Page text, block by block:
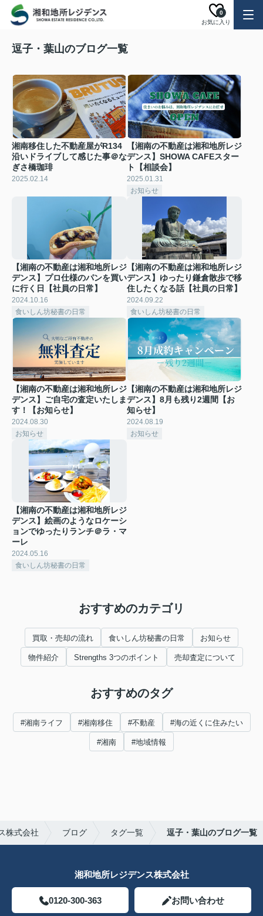
お気に入り
0
逗子・葉山のブログ一覧
湘南移住した不動産屋がR134
沿いドライブして感じた事＠な
ぎさ橋珈琲
2025.02.14
【湘南の不動産は湘和地所レジ
デンス】SHOWA CAFEスター
ト【相談会】
2025.01.31
お知らせ
【湘南の不動産は湘和地所レジ
デンス】プロ仕様のパンを買い
に行く日【社員の日常】
2024.10.16
食いしん坊秘書の日常
【湘南の不動産は湘和地所レジ
デンス】ゆったり鎌倉散歩で移
住したくなる話【社員の日常】
2024.09.22
食いしん坊秘書の日常
【湘南の不動産は湘和地所レジ
デンス】ご自宅の査定いたしま
す！【お知らせ】
2024.08.30
お知らせ
【湘南の不動産は湘和地所レジ
デンス】8月も残り2週間【お
知らせ】
2024.08.19
お知らせ
【湘南の不動産は湘和地所レジ
デンス】絵画のようなロケーシ
ョンでゆったりランチ＠ラ・マ
ーレ
2024.05.16
食いしん坊秘書の日常
おすすめのカテゴリ
買取・売却の流れ 食いしん坊秘書の日常 お知らせ
物件紹介 Strengths 3つのポイント 売却査定について
おすすめのタグ
#湘南ライフ #湘南移住 #不動産 #海の近くに住みたい
#湘南 #地域情報
株式会社 ブログ タグ一覧 逗子・葉山のブログ一覧
湘和地所レジデンス株式会社
0120-300-363 お問い合わせ